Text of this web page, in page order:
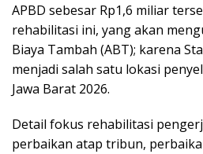
APBD sebesar Rp1,6 miliar
rehabilitasi ini, yang akan
Biaya Tambah (ABT); karena
menjadi salah satu lokasi
Jawa Barat 2026.
Detail fokus rehabilitasi
perbaikan atap tribun,